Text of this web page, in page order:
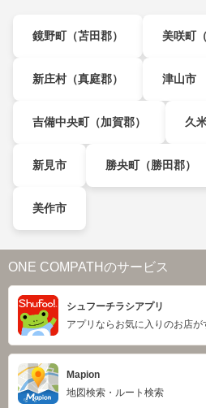
鏡野町（苫田郡） 美咲町
新庄村（真庭郡） 津山市
吉備中央町（加賀郡） 久
新見市 勝央町（勝田郡）
美作市
ONE COMPATHのサービス
シュフーチラシアプリ
アプリならお気に入りのお店が
Mapion
地図検索・ルート検索